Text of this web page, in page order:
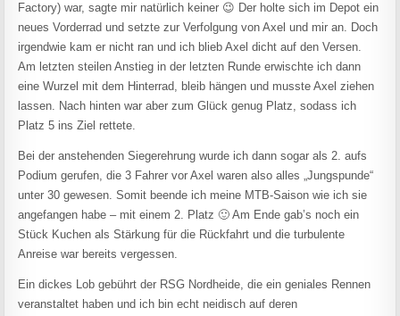
Factory) war, sagte mir natürlich keiner 😉 Der holte sich im Depot ein
neues Vorderrad und setzte zur Verfolgung von Axel und mir an. Doch
irgendwie kam er nicht ran und ich blieb Axel dicht auf den Versen.
Am letzten steilen Anstieg in der letzten Runde erwischte ich dann
eine Wurzel mit dem Hinterrad, bleib hängen und musste Axel ziehen
lassen. Nach hinten war aber zum Glück genug Platz, sodass ich
Platz 5 ins Ziel rettete.
Bei der anstehenden Siegerehrung wurde ich dann sogar als 2. aufs
Podium gerufen, die 3 Fahrer vor Axel waren also alles „Jungspunde“
unter 30 gewesen. Somit beende ich meine MTB-Saison wie ich sie
angefangen habe – mit einem 2. Platz 🙂 Am Ende gab’s noch ein
Stück Kuchen als Stärkung für die Rückfahrt und die turbulente
Anreise war bereits vergessen.
Ein dickes Lob gebührt der RSG Nordheide, die ein geniales Rennen
veranstaltet haben und ich bin echt neidisch auf deren